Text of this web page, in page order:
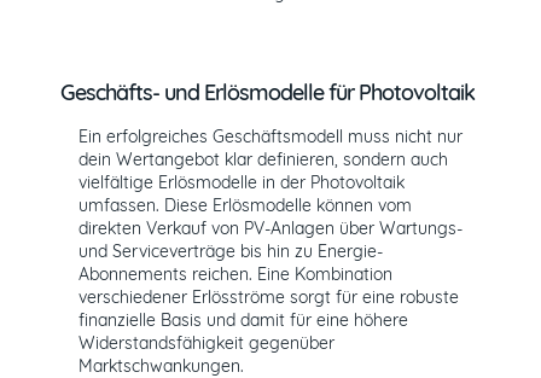
Geschäfts- und Erlösmodelle für Photovoltaik
Ein erfolgreiches Geschäftsmodell muss nicht nur
dein Wertangebot klar definieren, sondern auch
vielfältige Erlösmodelle in der Photovoltaik
umfassen. Diese Erlösmodelle können vom
direkten Verkauf von PV-Anlagen über Wartungs-
und Serviceverträge bis hin zu Energie-
Abonnements reichen. Eine Kombination
verschiedener Erlösströme sorgt für eine robuste
finanzielle Basis und damit für eine höhere
Widerstandsfähigkeit gegenüber
Marktschwankungen.